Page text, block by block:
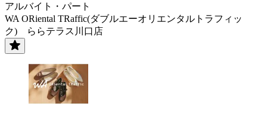
アルバイト・パート
WA ORiental TRaffic(ダブルエーオリエンタルトラフィッ
ク) ららテラス川口店